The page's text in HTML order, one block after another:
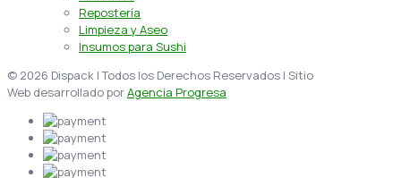
Repostería
Limpieza y Aseo
Insumos para Sushi
© 2026 Dispack | Todos los Derechos Reservados | Sitio
Web desarrollado porAgencia Progresa